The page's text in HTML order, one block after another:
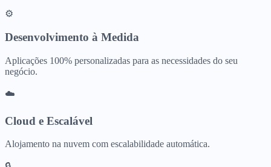
⚙️
Desenvolvimento à Medida
Aplicações 100% personalizadas para as necessidades do seu
negócio.
☁️
Cloud e Escalável
Alojamento na nuvem com escalabilidade automática.